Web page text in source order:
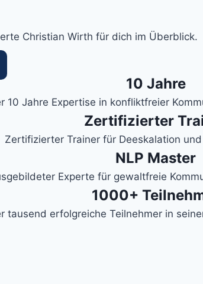
Christian Wirth für dich im Überblick.
10 Jahre
10 Jahre Expertise in konfliktfreier
Zertifizierter
Zertifizierter Trainer für Deeskalation
NLP Master
Experte für gewaltfreie
1000+
tausend erfolgreiche Teilnehmer in